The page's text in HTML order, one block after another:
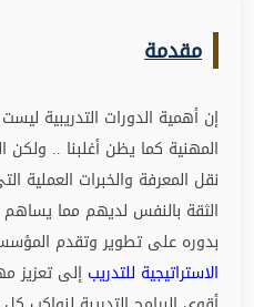
مقدمة
إن أهمية الدورات التدريبية
المهنية كما يظن أغلبنا .. ولكن
نقل المعرفة والخبرات العملية
الثقة بالنفس لديهم مما
بدوره على تطوير وتقدم
الاستراتيجية للتدريب إلى تعزيز